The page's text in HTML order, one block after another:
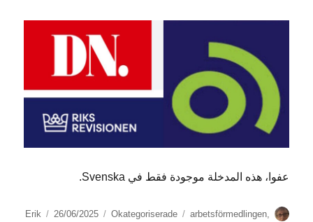
عفوا، هذه المدخلة موجودة فقط في Svenska.
الكاتب Erik
نُشرت 26/06/2025
التصنيفات Okategoriserade
الوسوم arbetsförmedlingen,